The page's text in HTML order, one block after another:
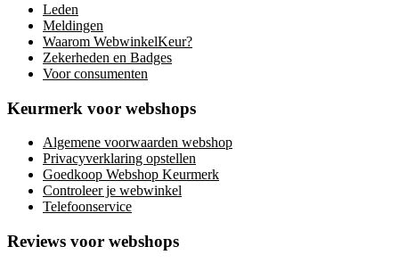
Leden
Meldingen
Waarom WebwinkelKeur?
Zekerheden en Badges
Voor consumenten
Keurmerk voor webshops
Algemene voorwaarden webshop
Privacyverklaring opstellen
Goedkoop Webshop Keurmerk
Controleer je webwinkel
Telefoonservice
Reviews voor webshops